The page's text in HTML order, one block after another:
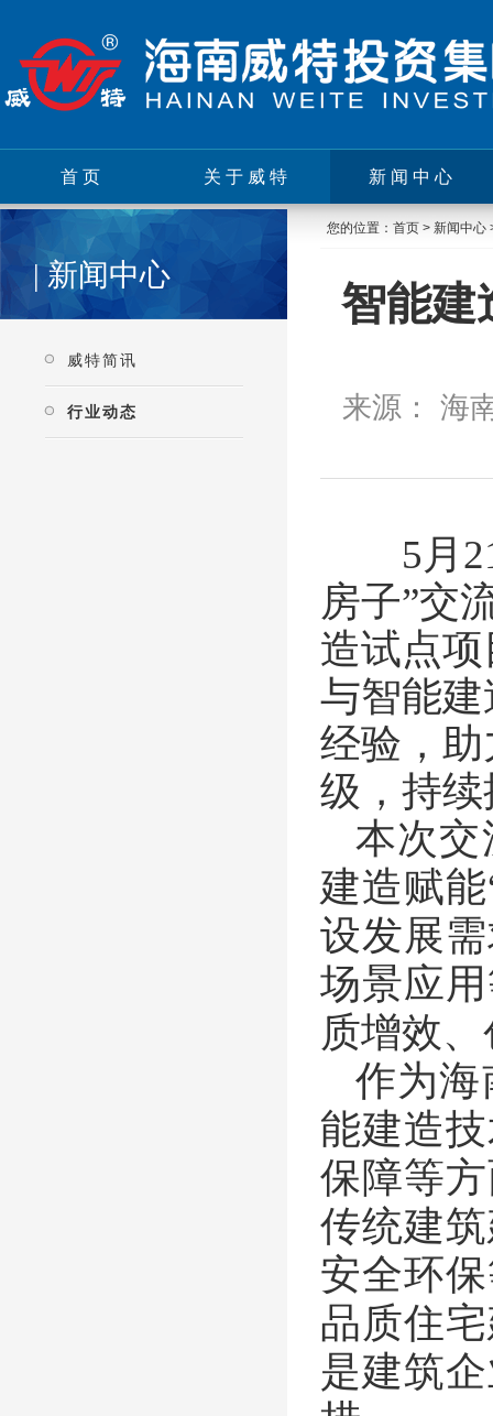
首页 关于威特 新闻中心
| 新闻中心
威特简讯
行业动态
您的位置： 首页 > 新闻中心
智能
来源： 海
5月21
房子”交
造试点
与智能
经验，
级，持
本次交
建造赋
设发展
场景应
质增效
作为海
能建造
保障等
传统建
安全环
品质住
是建筑